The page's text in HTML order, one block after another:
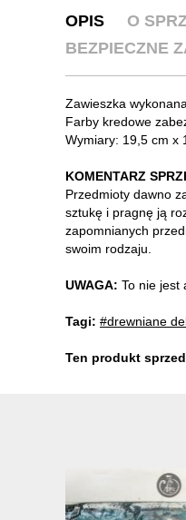
OPIS O
BEZPIECZNE
Zawieszka
Farby kredowe
Wymiary: 19,5 cm x
KOMENTARZ
Przedmioty dawno
sztukę i pragnę ją
zapomnianych
swoim rodzaju.
UWAGA: To nie jest
Tagi: #drewniane
Ten produkt